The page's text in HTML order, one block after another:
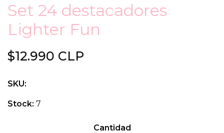
Set 24 destacadores
Lighter Fun
$12.990 CLP
SKU:
Stock: 7
Cantidad